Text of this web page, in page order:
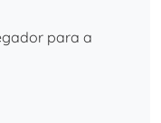
para a